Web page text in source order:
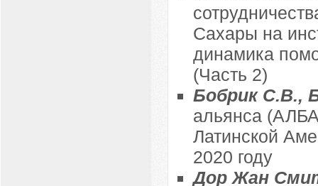
Сахары на
динамика
(Часть 2)
Бобрик С.В.,
альянса
Латинской
2020 году
Дор Жан